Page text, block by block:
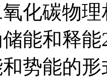
化碳物
能和释
势能的